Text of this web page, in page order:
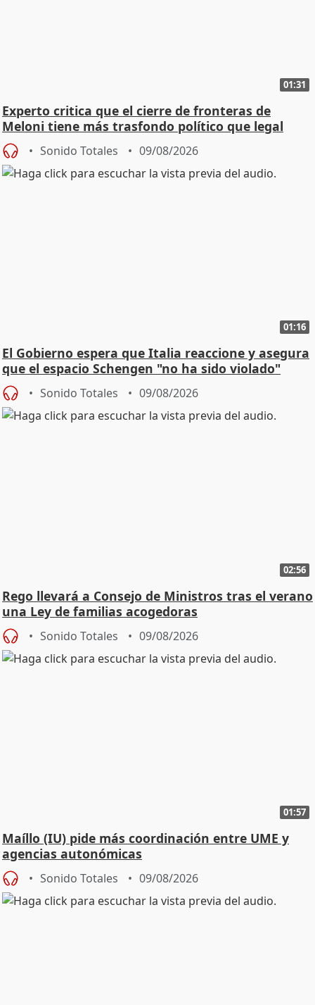
01:31
Experto critica que el cierre de fronteras de
Meloni tiene más trasfondo político que legal
Sonido Totales 09/08/2026
01:16
El Gobierno espera que Italia reaccione y asegura
que el espacio Schengen "no ha sido violado"
Sonido Totales 09/08/2026
02:56
Rego llevará a Consejo de Ministros tras el verano
una Ley de familias acogedoras
Sonido Totales 09/08/2026
01:57
Maíllo (IU) pide más coordinación entre UME y
agencias autonómicas
Sonido Totales 09/08/2026